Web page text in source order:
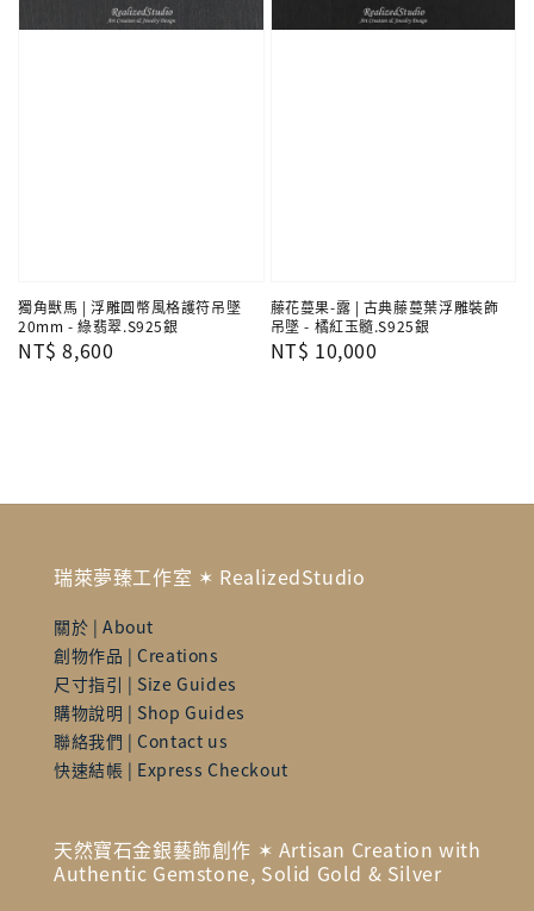
獨角獸馬 | 浮雕圓幣風格護符吊墜
20mm - 綠翡翠.S925銀
Regular
NT$ 8,600
藤花蔓果-露 | 古典藤蔓葉浮雕裝飾
吊墜 - 橘紅玉髓.S925銀
Regular
NT$ 10,000
瑞萊夢臻工作室 ✶ RealizedStudio
關於 | About
創物作品 | Creations
尺寸指引 | Size Guides
購物說明 | Shop Guides
聯絡我們 | Contact us
快速結帳 | Express Checkout
天然寶石金銀藝飾創作 ✶ Artisan Creation with
Authentic Gemstone, Solid Gold & Silver